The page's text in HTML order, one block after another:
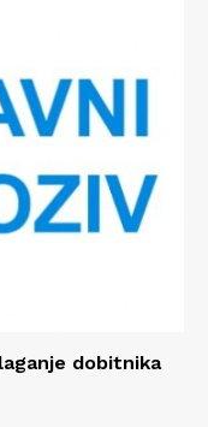
dobitnika